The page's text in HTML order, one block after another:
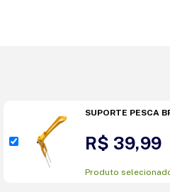
SUPORTE PESCA
R$ 39,99
Produto